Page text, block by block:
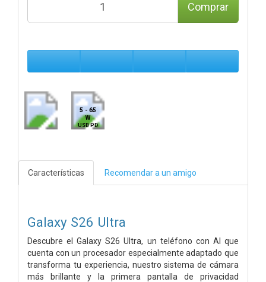
Comprar
5 - 65
W
USB PD
Características Recomendar a un amigo
Galaxy S26 Ultra
Descubre el Galaxy S26 Ultra, un teléfono con AI que
cuenta con un procesador especialmente adaptado que
transforma tu experiencia, nuestro sistema de cámara
más brillante y la primera pantalla de privacidad